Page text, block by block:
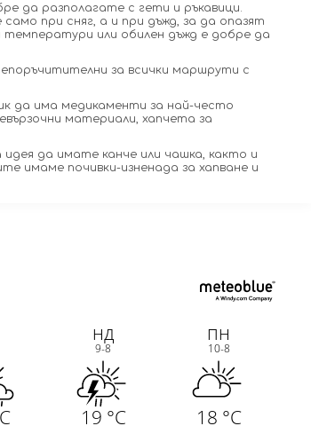
да разполагате с гети и ръкавици.
при сняг, а и при дъжд, за да опазят
температури или обилен дъжд е добре да
за всички маршрути с
да има медикаменти за най-често
материали, хапчета за
идея да имате канче или чашка, както и
имаме почивки-изненада за хапване и